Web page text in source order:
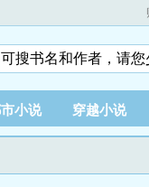
小说 穿越小说